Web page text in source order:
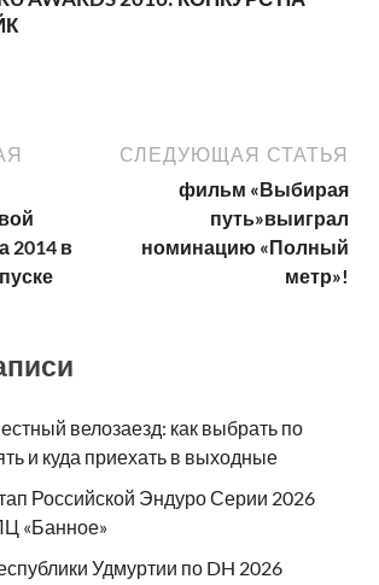
2014 в
СЛЕДУЮЩАЯ СТАТЬЯ
фильм «Выбирая
путь»выиграл
номинацию «Полный
метр»!
велозаезд: как выбрать по
и куда приехать в выходные
Российской Эндуро Серии 2026
«Банное»
Удмуртии по DH 2026